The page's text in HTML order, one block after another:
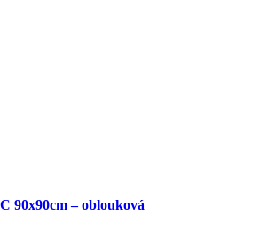
90x90cm – oblouková